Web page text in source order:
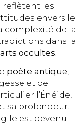
les
envers le
complexité de la
dans la
arts occultes.
poète antique,
et de
l’Énéide,
sa profondeur.
est devenu